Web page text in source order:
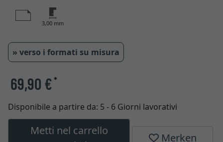
3,00 mm
» verso i formati su misura
69,90 €*
Disponibile a partire da: 5 - 6 Giorni lavorativi
Metti nel carrello
Merken